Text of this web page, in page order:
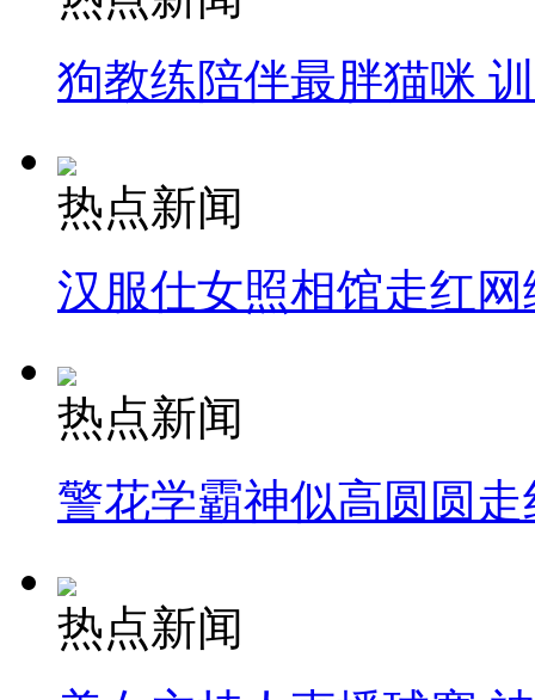
狗教练陪伴最胖猫咪
热点新闻
汉服仕女照相馆走红网
热点新闻
警花学霸神似高圆圆走
热点新闻